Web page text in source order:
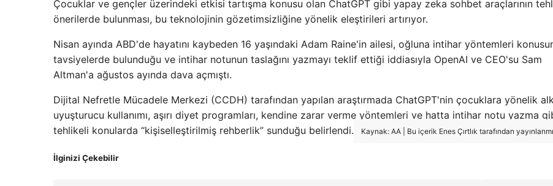
Çocuklar ve gençler üzerindeki etkisi tartışma konusu olan ChatGPT gibi yapay zeka sohbet araçlarının
önerilerde bulunması, bu teknolojinin gözetimsizliğine yönelik eleştirileri artırıyor.
Nisan ayında ABD'de hayatını kaybeden 16 yaşındaki Adam Raine'in ailesi, oğluna intihar yöntemleri
tavsiyelerde bulunduğu ve intihar notunun taslağını yazmayı teklif ettiği iddiasıyla OpenAI ve CEO'su Sam
Altman'a ağustos ayında dava açmıştı.
Dijital Nefretle Mücadele Merkezi (CCDH) tarafından yapılan araştırmada ChatGPT'nin çocuklara yönelik
uyuşturucu kullanımı, aşırı diyet programları, kendine zarar verme yöntemleri ve hatta intihar notu yazma
tehlikeli konularda “kişiselleştirilmiş rehberlik” sunduğu belirlendi.
Kaynak: AA | Bu içerik Enes Çırtlık tarafından
İlginizi Çekebilir